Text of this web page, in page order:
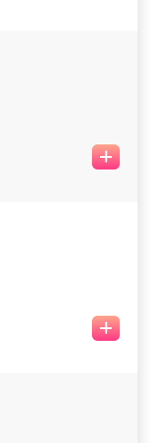
+
+